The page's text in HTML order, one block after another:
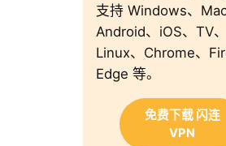
支持 Windows、Mac
Android、iOS、TV、
Linux、Chrome、
Edge 等。
免费下载 闪连
VPN